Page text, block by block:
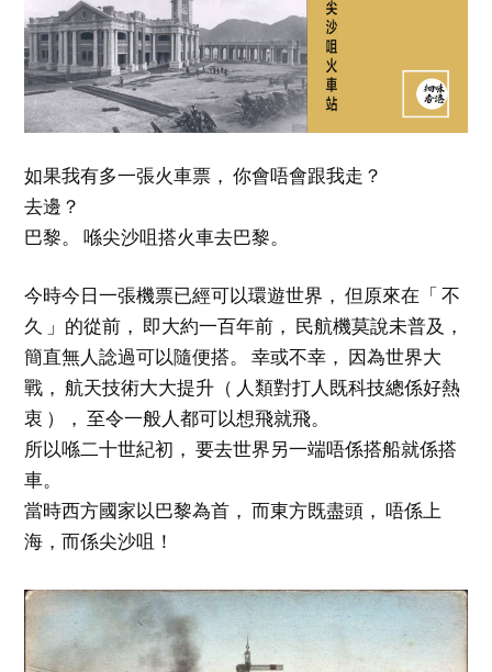
如果我有多一張火車票， 你會唔會跟我走？
去邊？
巴黎。 喺尖沙咀搭火車去巴黎。
今時今日一張機票已經可以環遊世界， 但原來在「 不
久 」的從前， 即大約一百年前， 民航機莫說未普及，
簡直無人諗過可以隨便搭。 幸或不幸， 因為世界大
戰， 航天技術大大提升（ 人類對打人既科技總係好熱
衷 ）， 至令一般人都可以想飛就飛。
所以喺二十世紀初， 要去世界另一端唔係搭船就係搭
車。
當時西方國家以巴黎為首， 而東方既盡頭， 唔係上
海，而係尖沙咀！